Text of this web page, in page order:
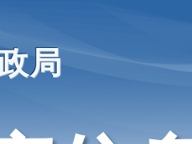
局